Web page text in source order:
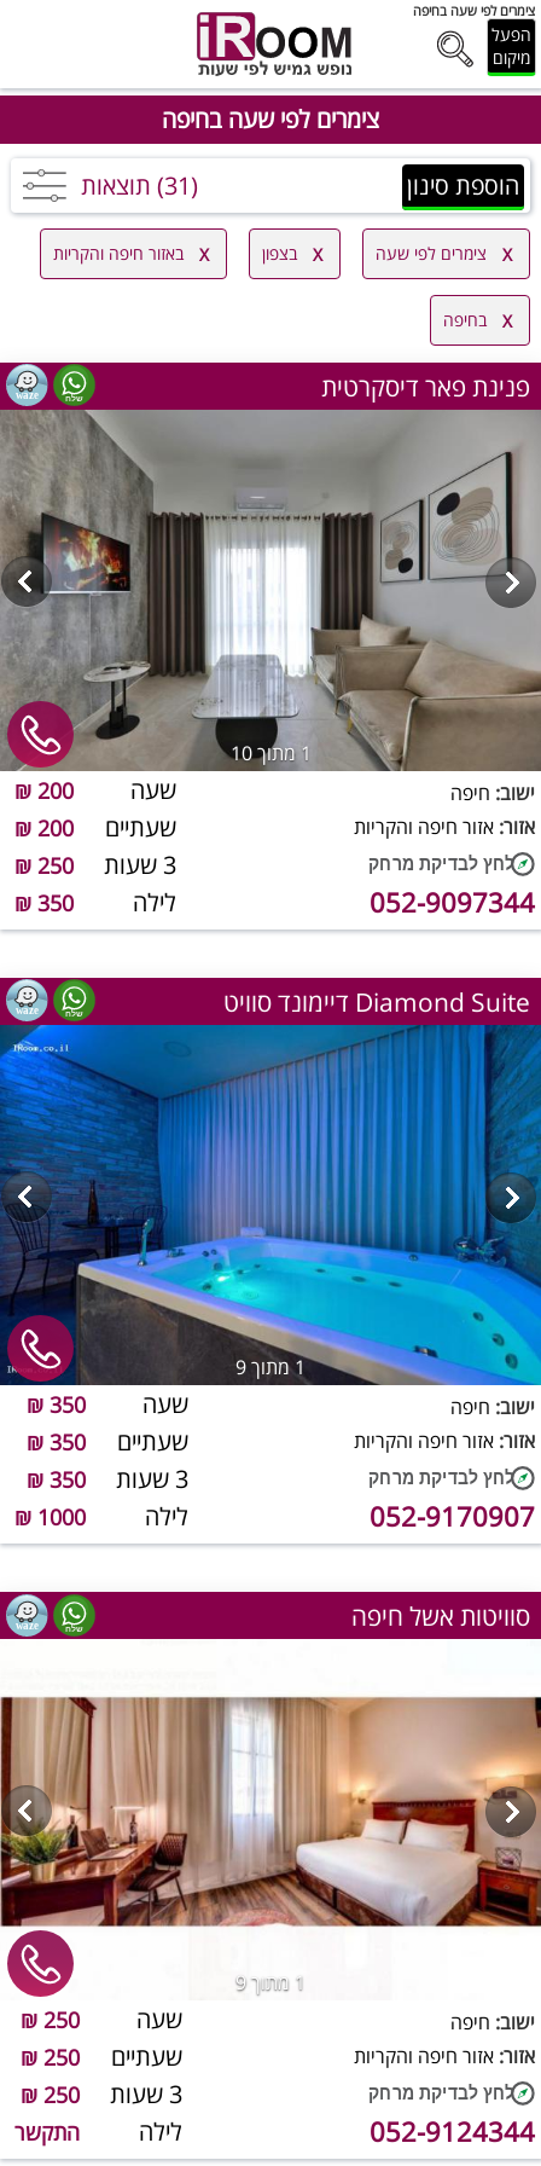
צימרים לפי שעה בחיפה
הפעל
מיקום
צימרים לפי שעה בחיפה
הוספת סינון (31) תוצאות
צימרים לפי שעה בצפון באזור חיפה והקריות
בחיפה
פנינת פאר דיסקרטית
1מתוך 10
שעה 200 ₪
שעתיים 200 ₪
3 שעות 250 ₪
לילה 350 ₪
ישוב: חיפה
אזור: אזור חיפה והקריות
052-9097344
דיימונד סוויט Diamond Suite
1מתוך 9
שעה 350 ₪
שעתיים 350 ₪
3 שעות 350 ₪
לילה 1000 ₪
ישוב: חיפה
אזור: אזור חיפה והקריות
052-9170907
סוויטות אשל חיפה
1 מתוך 9
שעה 250 ₪
שעתיים 250 ₪
3 שעות 250 ₪
לילה התקשר
ישוב: חיפה
אזור: אזור חיפה והקריות
052-9124344